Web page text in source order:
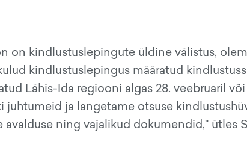
on kindlustuslepingute üldine välistus,
kindlustuslepingus määratud
Lähis-Ida regiooni algas 28. veebruaril
ja langetame otsuse
ning vajalikud dokumendid," ütles